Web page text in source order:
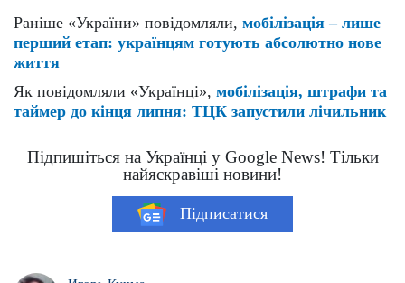
Раніше «України» повідомляли, мобілізація – лише
перший етап: українцям готують абсолютно нове
життя
Як повідомляли «Українці», мобілізація, штрафи та
таймер до кінця липня: ТЦК запустили лічильник
Підпишіться на Українці у Google News! Тільки
найяскравіші новини!
Підписатися